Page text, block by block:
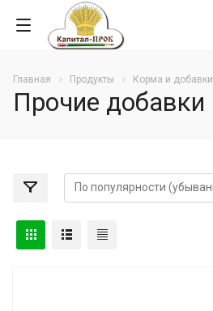
Главная Продукты Корма и добавки
Прочие добавки